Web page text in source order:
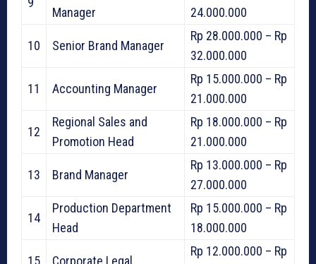
Manager 24.000.000
10 Senior Brand Manager
Rp 28.000.000 – Rp
32.000.000
11 Accounting Manager
Rp 15.000.000 – Rp
21.000.000
12
Regional Sales and
Promotion Head
Rp 18.000.000 – Rp
21.000.000
13 Brand Manager
Rp 13.000.000 – Rp
27.000.000
14
Production Department
Head
Rp 15.000.000 – Rp
18.000.000
15 Corporate Legal
Rp 12.000.000 – Rp